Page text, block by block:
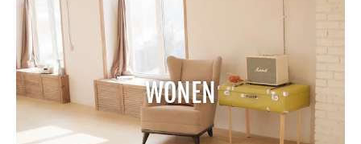
WONEN